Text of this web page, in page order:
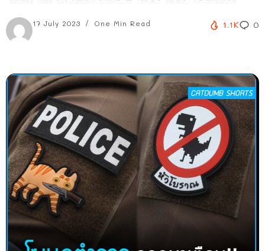
17 July 2023 One Min Read 1.1K 0